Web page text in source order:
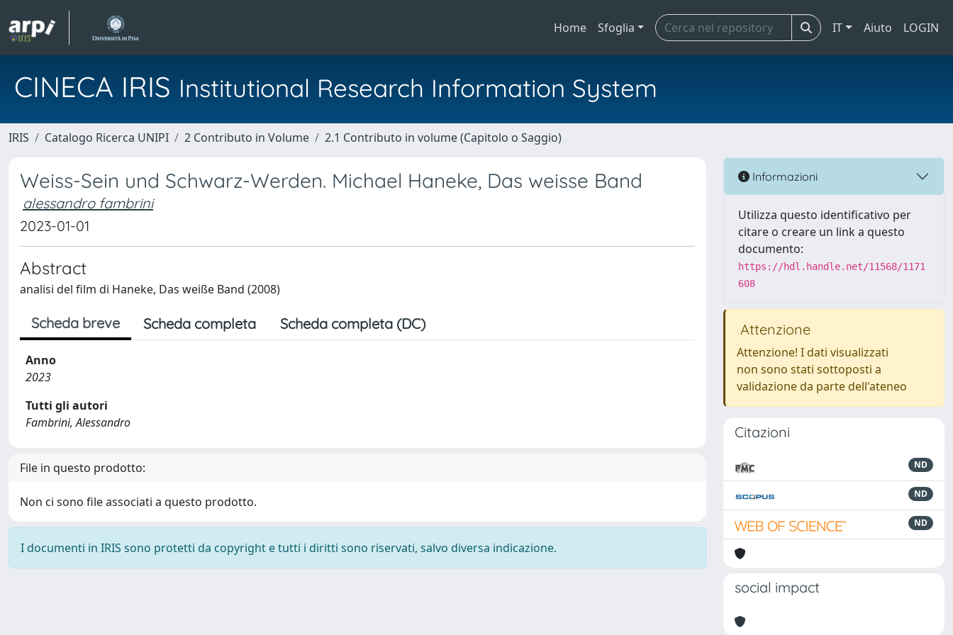
Home Sfoglia IT Aiuto LOGIN
CINECA IRIS Institutional Research Information System
IRIS Catalogo Ricerca UNIPI 2 Contributo in Volume 2.1 Contributo in volume (Capitolo o Saggio)
Weiss-Sein und Schwarz-Werden. Michael Haneke, Das weisse Band
alessandro fambrini
2023-01-01
Abstract
analisi del film di Haneke, Das weiße Band (2008)
Scheda breve Scheda completa Scheda completa (DC)
Anno
2023
Tutti gli autori
Fambrini, Alessandro
File in questo prodotto:
Non ci sono file associati a questo prodotto.
I documenti in IRIS sono protetti da copyright e tutti i diritti sono riservati, salvo diversa indicazione.
Informazioni
Utilizza questo identificativo per
citare o creare un link a questo
documento:
https://hdl.handle.net/11568/1171
608
Attenzione
Attenzione! I dati visualizzati
non sono stati sottoposti a
validazione da parte dell'ateneo
Citazioni
ND
ND
ND
social impact